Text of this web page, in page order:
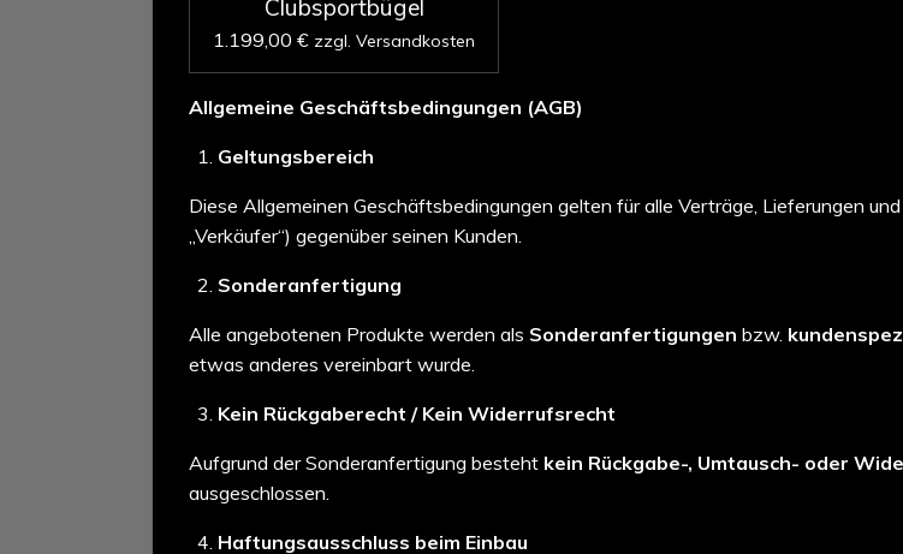
Clubsportbügel
1.199,00 € zzgl. Versandkosten
Allgemeine Geschäftsbedingungen (AGB)
Geltungsbereich
Diese Allgemeinen Geschäftsbedingungen gelten für alle Verträge, Lieferungen
„Verkäufer“) gegenüber seinen Kunden.
Sonderanfertigung
Alle angebotenen Produkte werden als Sonderanfertigungen bzw.
etwas anderes vereinbart wurde.
Kein Rückgaberecht / Kein Widerrufsrecht
Aufgrund der Sonderanfertigung besteht kein Rückgabe-, Umtausch- oder
ausgeschlossen.
Haftungsausschluss beim Einbau